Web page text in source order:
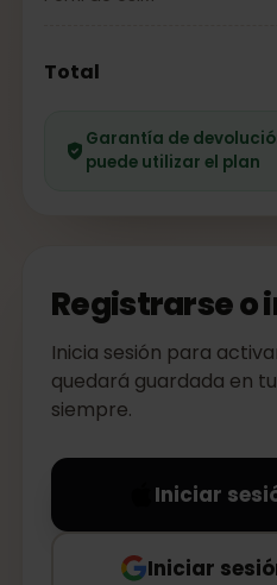
Total
Garantía de
puede utilizar el plan
Registrarse o
Inicia sesión para
quedará guardada en
siempre.
Iniciar
Iniciar